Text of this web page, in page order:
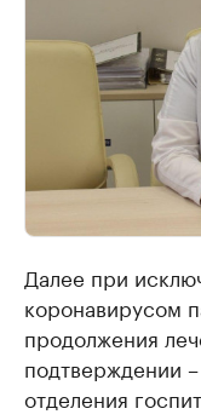
Далее при
коронавирусом
продолжения
подтверждении
отделения